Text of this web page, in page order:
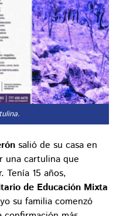
salió de su casa en
una cartulina que
Tenía 15 años,
de Educación Mixta
su familia comenzó